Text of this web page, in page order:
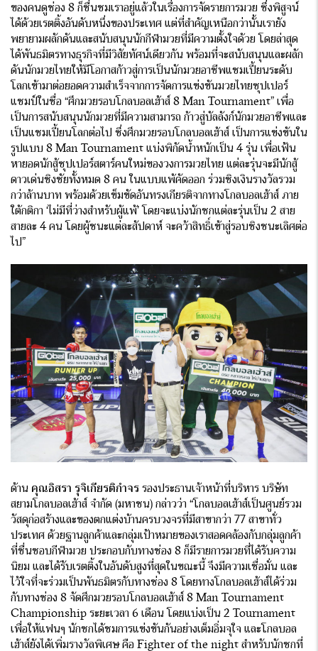
ของคนดูช่อง 8 ก็ชื่นชมเราอยู่แล้วในเรื่องการจัดรายการมวย ซึ่งพิสูจน์
ได้ด้วยเรตติ้งอันดับหนึ่งของประเทศ แต่ที่สำคัญเหนือกว่านั้นเรายัง
พยายามผลักดันและสนับสนุนนักกีฬามวยที่มีความตั้งใจด้วย โดยล่าสุด
ได้พันธมิตรทางธุรกิจที่มีวิสัยทัศน์เดียวกัน พร้อมที่จะสนับสนุนและผลัก
ดันนักมวยไทยให้มีโอกาสก้าวสู่การเป็นนักมวยอาชีพแชมเปี้ยนระดับ
โลกเข้ามาต่อยอดความสำเร็จจากการจัดการแข่งขันมวยไทยซุปเปอร์
แชมป์ในชื่อ “ศึกมวยรอบโกลบอลเฮ้าส์ 8 Man Tournament” เพื่อ
เป็นการสนับสนุนนักมวยที่มีความสามารถ ก้าวสู่บัลลังก์นักมวยอาชีพและ
เป็นแชมเปี้ยนโลกต่อไป ซึ่งศึกมวยรอบโกลบอลเฮ้าส์ เป็นการแข่งขันใน
รูปแบบ 8 Man Tournament แบ่งพิกัดน้ำหนักเป็น 4 รุ่น เพื่อเฟ้น
หายอดนักสู้ซุปเปอร์สตาร์คนใหม่ของวงการมวยไทย แต่ละรุ่นจะมีนักสู้
ดาวเด่นชิงชัยทั้งหมด 8 คน ในแบบแพ้คัดออก ร่วมชิงเงินรางวัลรวม
กว่าล้านบาท พร้อมด้วยเข็มขัดอันทรงเกียรติจากทางโกลบอลเฮ้าส์ ภาย
ใต้กติกา ‘ไม่มีที่ว่างสำหรับผู้แพ้’ โดยจะแบ่งนักชกแต่ละรุ่นเป็น 2 สาย
สายละ 4 คน โดยผู้ชนะแต่ละสัปดาห์ จะคว้าสิทธิ์เข้าสู่รอบชิงชนะเลิศต่อ
ไป”
ด้าน คุณอิสรา รุจิเกียรติกำจร รองประธานเจ้าหน้าที่บริหาร บริษัท
สยามโกลบอลเฮ้าส์ จํากัด (มหาชน) กล่าวว่า “โกลบอลเฮ้าส์เป็นศูนย์รวม
วัสดุก่อสร้างและของตกแต่งบ้านครบวงจรที่มีสาขากว่า 77 สาขาทั่ว
ประเทศ ด้วยฐานลูกค้าและกลุ่มเป้าหมายของเราสอดคล้องกับกลุ่มลูกค้า
ที่ชื่นชอบกีฬามวย ประกอบกับทางช่อง 8 ก็มีรายการมวยที่ได้รับความ
นิยม และได้รับเรตติ้งในอันดับสูงที่สุดในขณะนี้ จึงมีความเชื่อมั่น และ
ไว้ใจที่จะร่วมเป็นพันธมิตรกับทางช่อง 8 โดยทางโกลบอลเฮ้าส์ได้ร่วม
กับทางช่อง 8 จัดศึกมวยรอบโกลบอลเฮ้าส์ 8 Man Tournament
Championship ระยะเวลา 6 เดือน โดยแบ่งเป็น 2 Tournament
เพื่อให้แฟนๆ นักชกได้ชมการแข่งขันกันอย่างเต็มอิ่มจุใจ และโกลบอล
เฮ้าส์ยังได้เพิ่มรางวัลพิเศษ คือ Fighter of the night สำหรับนักชกที่